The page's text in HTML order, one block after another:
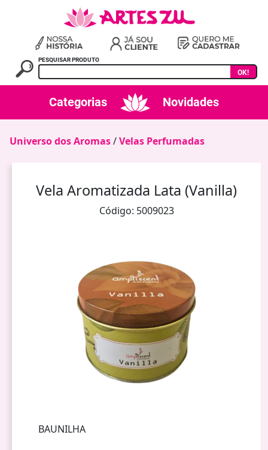
PESQUISAR PRODUTO
OK!
Categorias Novidades
Universo dos Aromas/Velas Perfumadas
Vela Aromatizada Lata (Vanilla)
Código: 5009023
BAUNILHA